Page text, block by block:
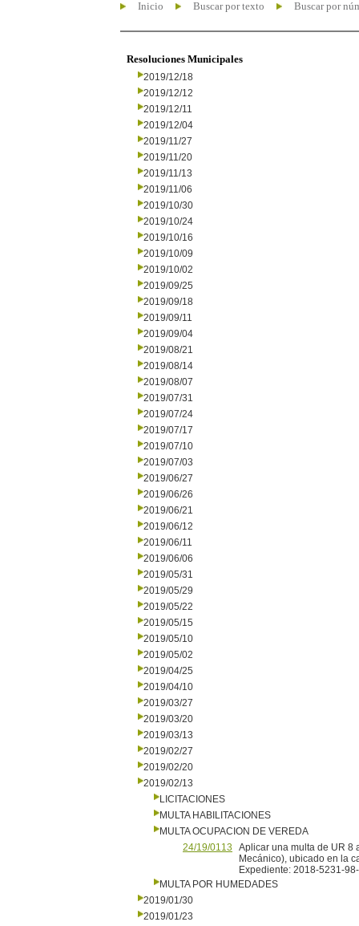
Inicio Buscar por texto Buscar por
Resoluciones Municipales
2019/12/18
2019/12/12
2019/12/11
2019/12/04
2019/11/27
2019/11/20
2019/11/13
2019/11/06
2019/10/30
2019/10/24
2019/10/16
2019/10/09
2019/10/02
2019/09/25
2019/09/18
2019/09/11
2019/09/04
2019/08/21
2019/08/14
2019/08/07
2019/07/31
2019/07/24
2019/07/17
2019/07/10
2019/07/03
2019/06/27
2019/06/26
2019/06/21
2019/06/12
2019/06/11
2019/06/06
2019/05/31
2019/05/29
2019/05/22
2019/05/15
2019/05/10
2019/05/02
2019/04/25
2019/04/10
2019/03/27
2019/03/20
2019/03/13
2019/02/27
2019/02/20
2019/02/13
LICITACIONES
MULTA HABILITACIONES
MULTA OCUPACION DE VEREDA
24/19/0113
Aplicar una multa de UR 8
Mecánico), ubicado en la
Expediente: 2018-5231-
MULTA POR HUMEDADES
2019/01/30
2019/01/23